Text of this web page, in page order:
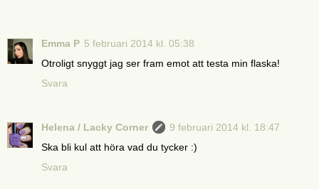
Emma P 5 februari 2014 kl. 05:38
Otroligt snyggt jag ser fram emot att testa min flaska!
Svara
Helena / Lacky Corner
9 februari 2014 kl. 18:47
Ska bli kul att höra vad du tycker :)
Svara